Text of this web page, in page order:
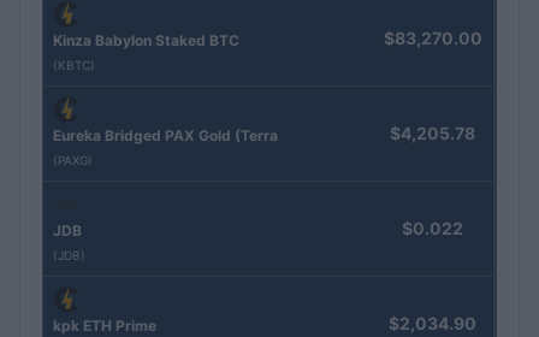
Kinza Babylon Staked BTC
(KBTC)
$83,270.00
Eureka Bridged PAX Gold (Terra
(PAXG)
$4,205.78
JDB
(JDB)
$0.022
kpk ETH Prime $2,034.90